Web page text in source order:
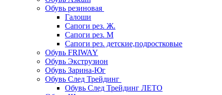
Обувь резиновая
Галоши
Сапоги рез. Ж.
Сапоги рез. М
Сапоги рез. детские,подростковые
Обувь FRIWAY
Обувь Экструзион
Обувь Зарина-Юг
Обувь След Трейдинг
Обувь След Трейдинг ЛЕТО